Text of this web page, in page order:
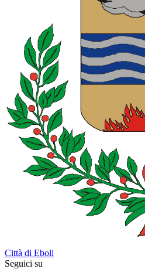
Città di Eboli
Seguici su